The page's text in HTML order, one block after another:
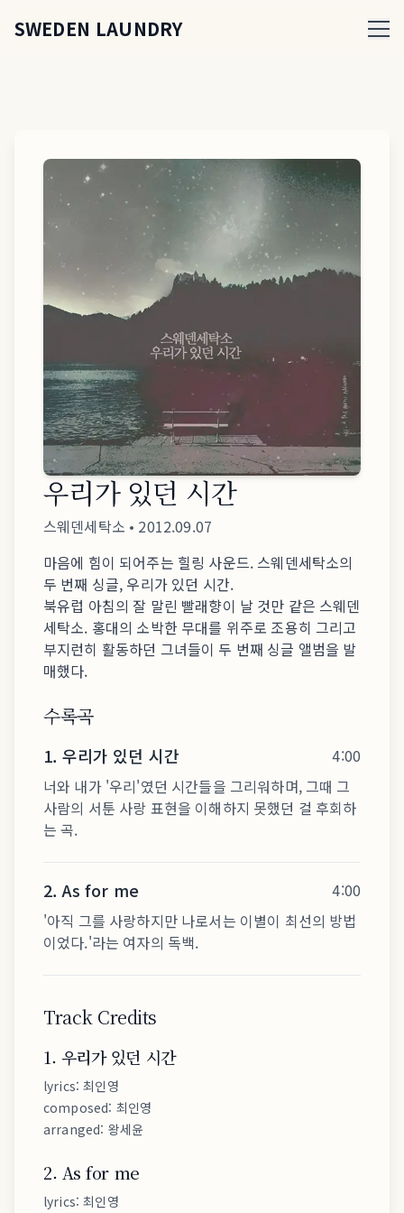
SWEDEN LAUNDRY
우리가 있던 시간
스웨덴세탁소 • 2012.09.07
마음에 힘이 되어주는 힐링 사운드. 스웨덴세탁소의
두 번째 싱글, 우리가 있던 시간.
북유럽 아침의 잘 말린 빨래향이 날 것만 같은 스웨덴
세탁소. 홍대의 소박한 무대를 위주로 조용히 그리고
부지런히 활동하던 그녀들이 두 번째 싱글 앨범을 발
매했다.
수록곡
1. 우리가 있던 시간
4:00
너와 내가 '우리'였던 시간들을 그리워하며, 그때 그
사람의 서툰 사랑 표현을 이해하지 못했던 걸 후회하
는 곡.
2.As for me
4:00
'아직 그를 사랑하지만 나로서는 이별이 최선의 방법
이었다.'라는 여자의 독백.
Track Credits
1. 우리가 있던 시간
lyrics:최인영
composed: 최인영
arranged: 왕세윤
2. As for me
lyrics:최인영